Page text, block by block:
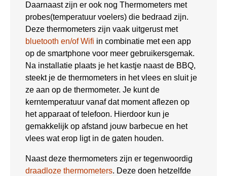
Daarnaast zijn er ook nog Thermometers met
probes(temperatuur voelers) die bedraad zijn.
Deze thermometers zijn vaak uitgerust met
bluetooth en/of Wifi in combinatie met een app
op de smartphone voor meer gebruikersgemak.
Na installatie plaats je het kastje naast de BBQ,
steekt je de thermometers in het vlees en sluit je
ze aan op de thermometer. Je kunt de
kerntemperatuur vanaf dat moment aflezen op
het apparaat of telefoon. Hierdoor kun je
gemakkelijk op afstand jouw barbecue en het
vlees wat erop ligt in de gaten houden.
Naast deze thermometers zijn er tegenwoordig
draadloze thermometers. Deze doen hetzelfde